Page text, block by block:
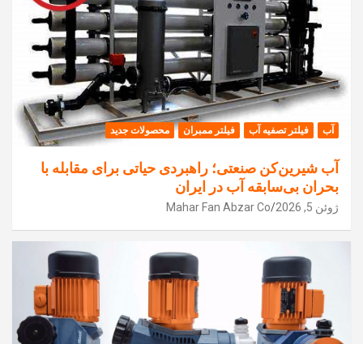
آب فیلتر تصفیه آب فیلتر ممبران محصولات جدید
آب شیرین‌کن صنعتی؛ راهبردی حیاتی برای مقابله با
بحران بی‌سابقه آب در ایران
ژوئن 5, 2026 Mahar Fan Abzar Co